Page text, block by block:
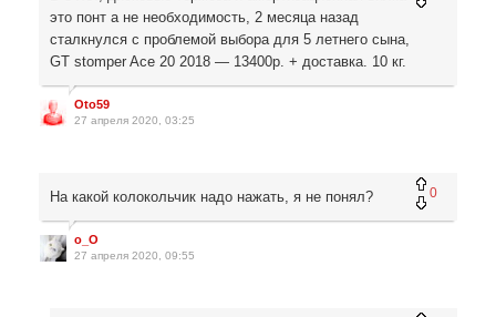
это понт а не необходимость, 2 месяца назад
сталкнулся с проблемой выбора для 5 летнего сына,
GT stomper Ace 20 2018 — 13400р. + доставка. 10 кг.
Oto59
27 апреля 2020, 03:25
0
На какой колокольчик надо нажать, я не понял?
o_O
27 апреля 2020, 09:55